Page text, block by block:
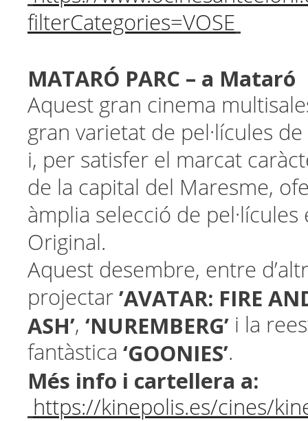
filterCategories=VOSE
MATARÓ PARC – a Mataró
Aquest gran cinema
gran varietat de pel·lícules
i, per satisfer el marcat
de la capital del Maresme,
àmplia selecció de pel·lícules
Original.
Aquest desembre, entre
projectar ’AVATAR: FIRE
ASH’, ‘NUREMBERG’ i la
fantàstica ‘GOONIES’.
Més info i cartellera a:
https://kinepolis.es/cines/